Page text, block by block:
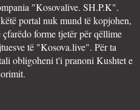
"Kosovalive. SH.P.K".
portal nuk mund të kopjohen,
forme tjetër për qëllime
të "Kosova.live". Për ta
obligoheni t'i pranoni Kushtet e